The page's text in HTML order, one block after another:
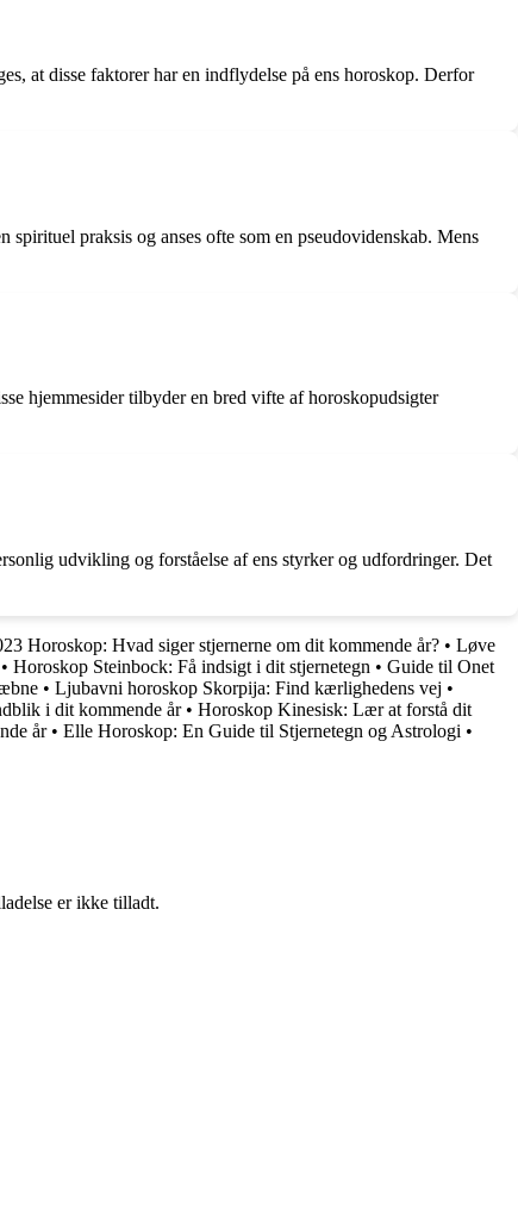
at disse faktorer har en indflydelse på ens horoskop. Derfor
praksis og anses ofte som en pseudovidenskab. Mens
hjemmesider tilbyder en bred vifte af horoskopudsigter
udvikling og forståelse af ens styrker og udfordringer. Det
Horoskop: Hvad siger stjernerne om dit kommende år? • Løve
• Horoskop Steinbock: Få indsigt i dit stjernetegn • Guide til Onet
• Ljubavni horoskop Skorpija: Find kærlighedens vej •
i dit kommende år• Horoskop Kinesisk: Lær at forstå dit
år• Elle Horoskop: En Guide til Stjernetegn og Astrologi •
er ikke tilladt.